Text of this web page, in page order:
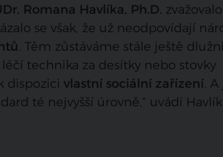
Romana Havlíka, Ph.D.
se však, že už neodpovídají
. Těm zůstáváme stále ještě
technika za desítky nebo stovky
dispozici vlastní sociální zařízení.
té nejvyšší úrovně,“ uvádí